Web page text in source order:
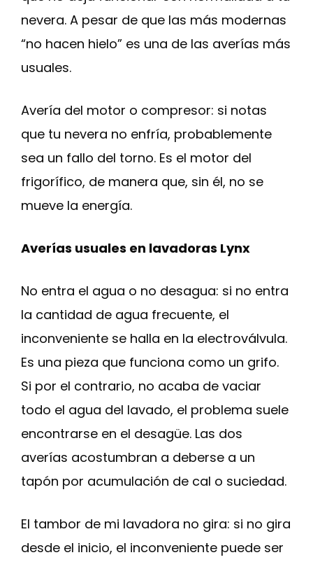
nevera. A pesar de que las más modernas
“no hacen hielo” es una de las averías más
usuales.
Avería del motor o compresor: si notas
que tu nevera no enfría, probablemente
sea un fallo del torno. Es el motor del
frigorífico, de manera que, sin él, no se
mueve la energía.
Averías usuales en lavadoras Lynx
No entra el agua o no desagua: si no entra
la cantidad de agua frecuente, el
inconveniente se halla en la electroválvula.
Es una pieza que funciona como un grifo.
Si por el contrario, no acaba de vaciar
todo el agua del lavado, el problema suele
encontrarse en el desagüe. Las dos
averías acostumbran a deberse a un
tapón por acumulación de cal o suciedad.
El tambor de mi lavadora no gira: si no gira
desde el inicio, el inconveniente puede ser